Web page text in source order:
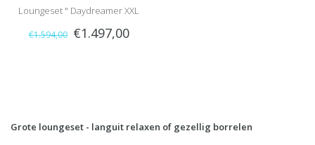
Loungeset " Daydreamer XXL
Bruin "
€1.594,00 €1.497,00
Grote loungeset - languit relaxen of gezellig borrelen